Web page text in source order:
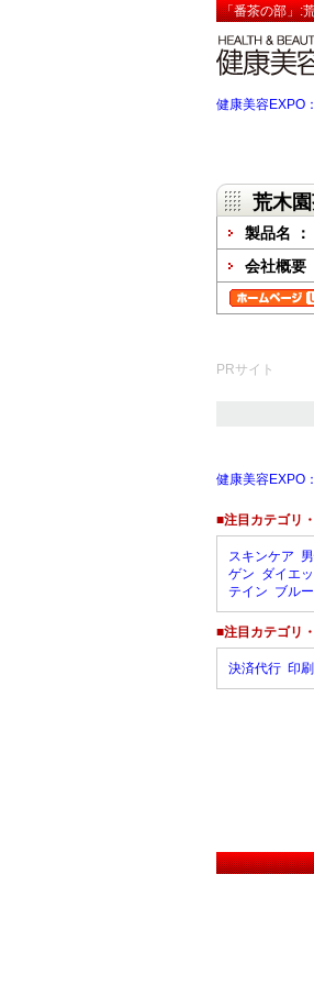
「番茶の部」:
健康美容EXPO
荒木
製品名 ：
会社概要
PRサイト
健康美容EXPO
■注目カテゴリ
スキンケア
ゲン ダイエッ
テイン ブル
■注目カテゴリ
決済代行 印刷